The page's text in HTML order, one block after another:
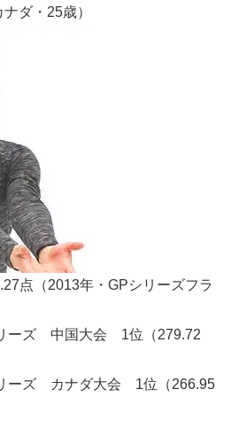
ナダ・25歳）
点（2013年・GPシリーズフラ
ーズ 中国大会 1位（279.72
ーズ カナダ大会 1位（266.95